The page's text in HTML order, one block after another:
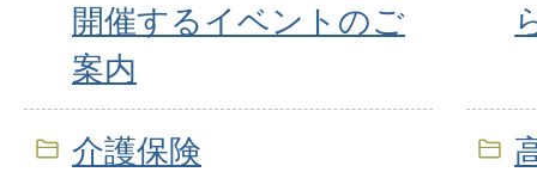
開催するイベントのご
案内
介護保険